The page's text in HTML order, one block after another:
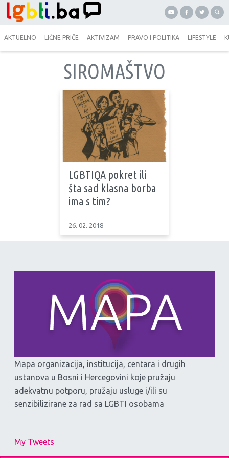
AKTUELNO LIČNE PRIČE AKTIVIZAM PRAVO I POLITIKA LIFESTYLE
SIROMAŠTVO
LGBTIQA pokret ili
šta sad klasna borba
ima s tim?
26. 02. 2018
Mapa organizacija, institucija, centara i drugih
ustanova u Bosni i Hercegovini koje pružaju
adekvatnu potporu, pružaju usluge i/ili su
senzibilizirane za rad sa LGBTI osobama
My Tweets